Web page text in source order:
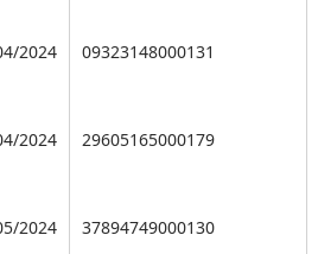
2024 09323148000131
2024 29605165000179
2024 37894749000130